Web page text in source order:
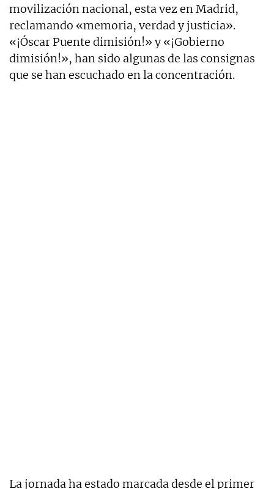
movilización nacional, esta vez en Madrid,
reclamando «memoria, verdad y justicia».
«¡Óscar Puente dimisión!» y «¡Gobierno
dimisión!», han sido algunas de las consignas
que se han escuchado en la concentración.
La jornada ha estado marcada desde el primer